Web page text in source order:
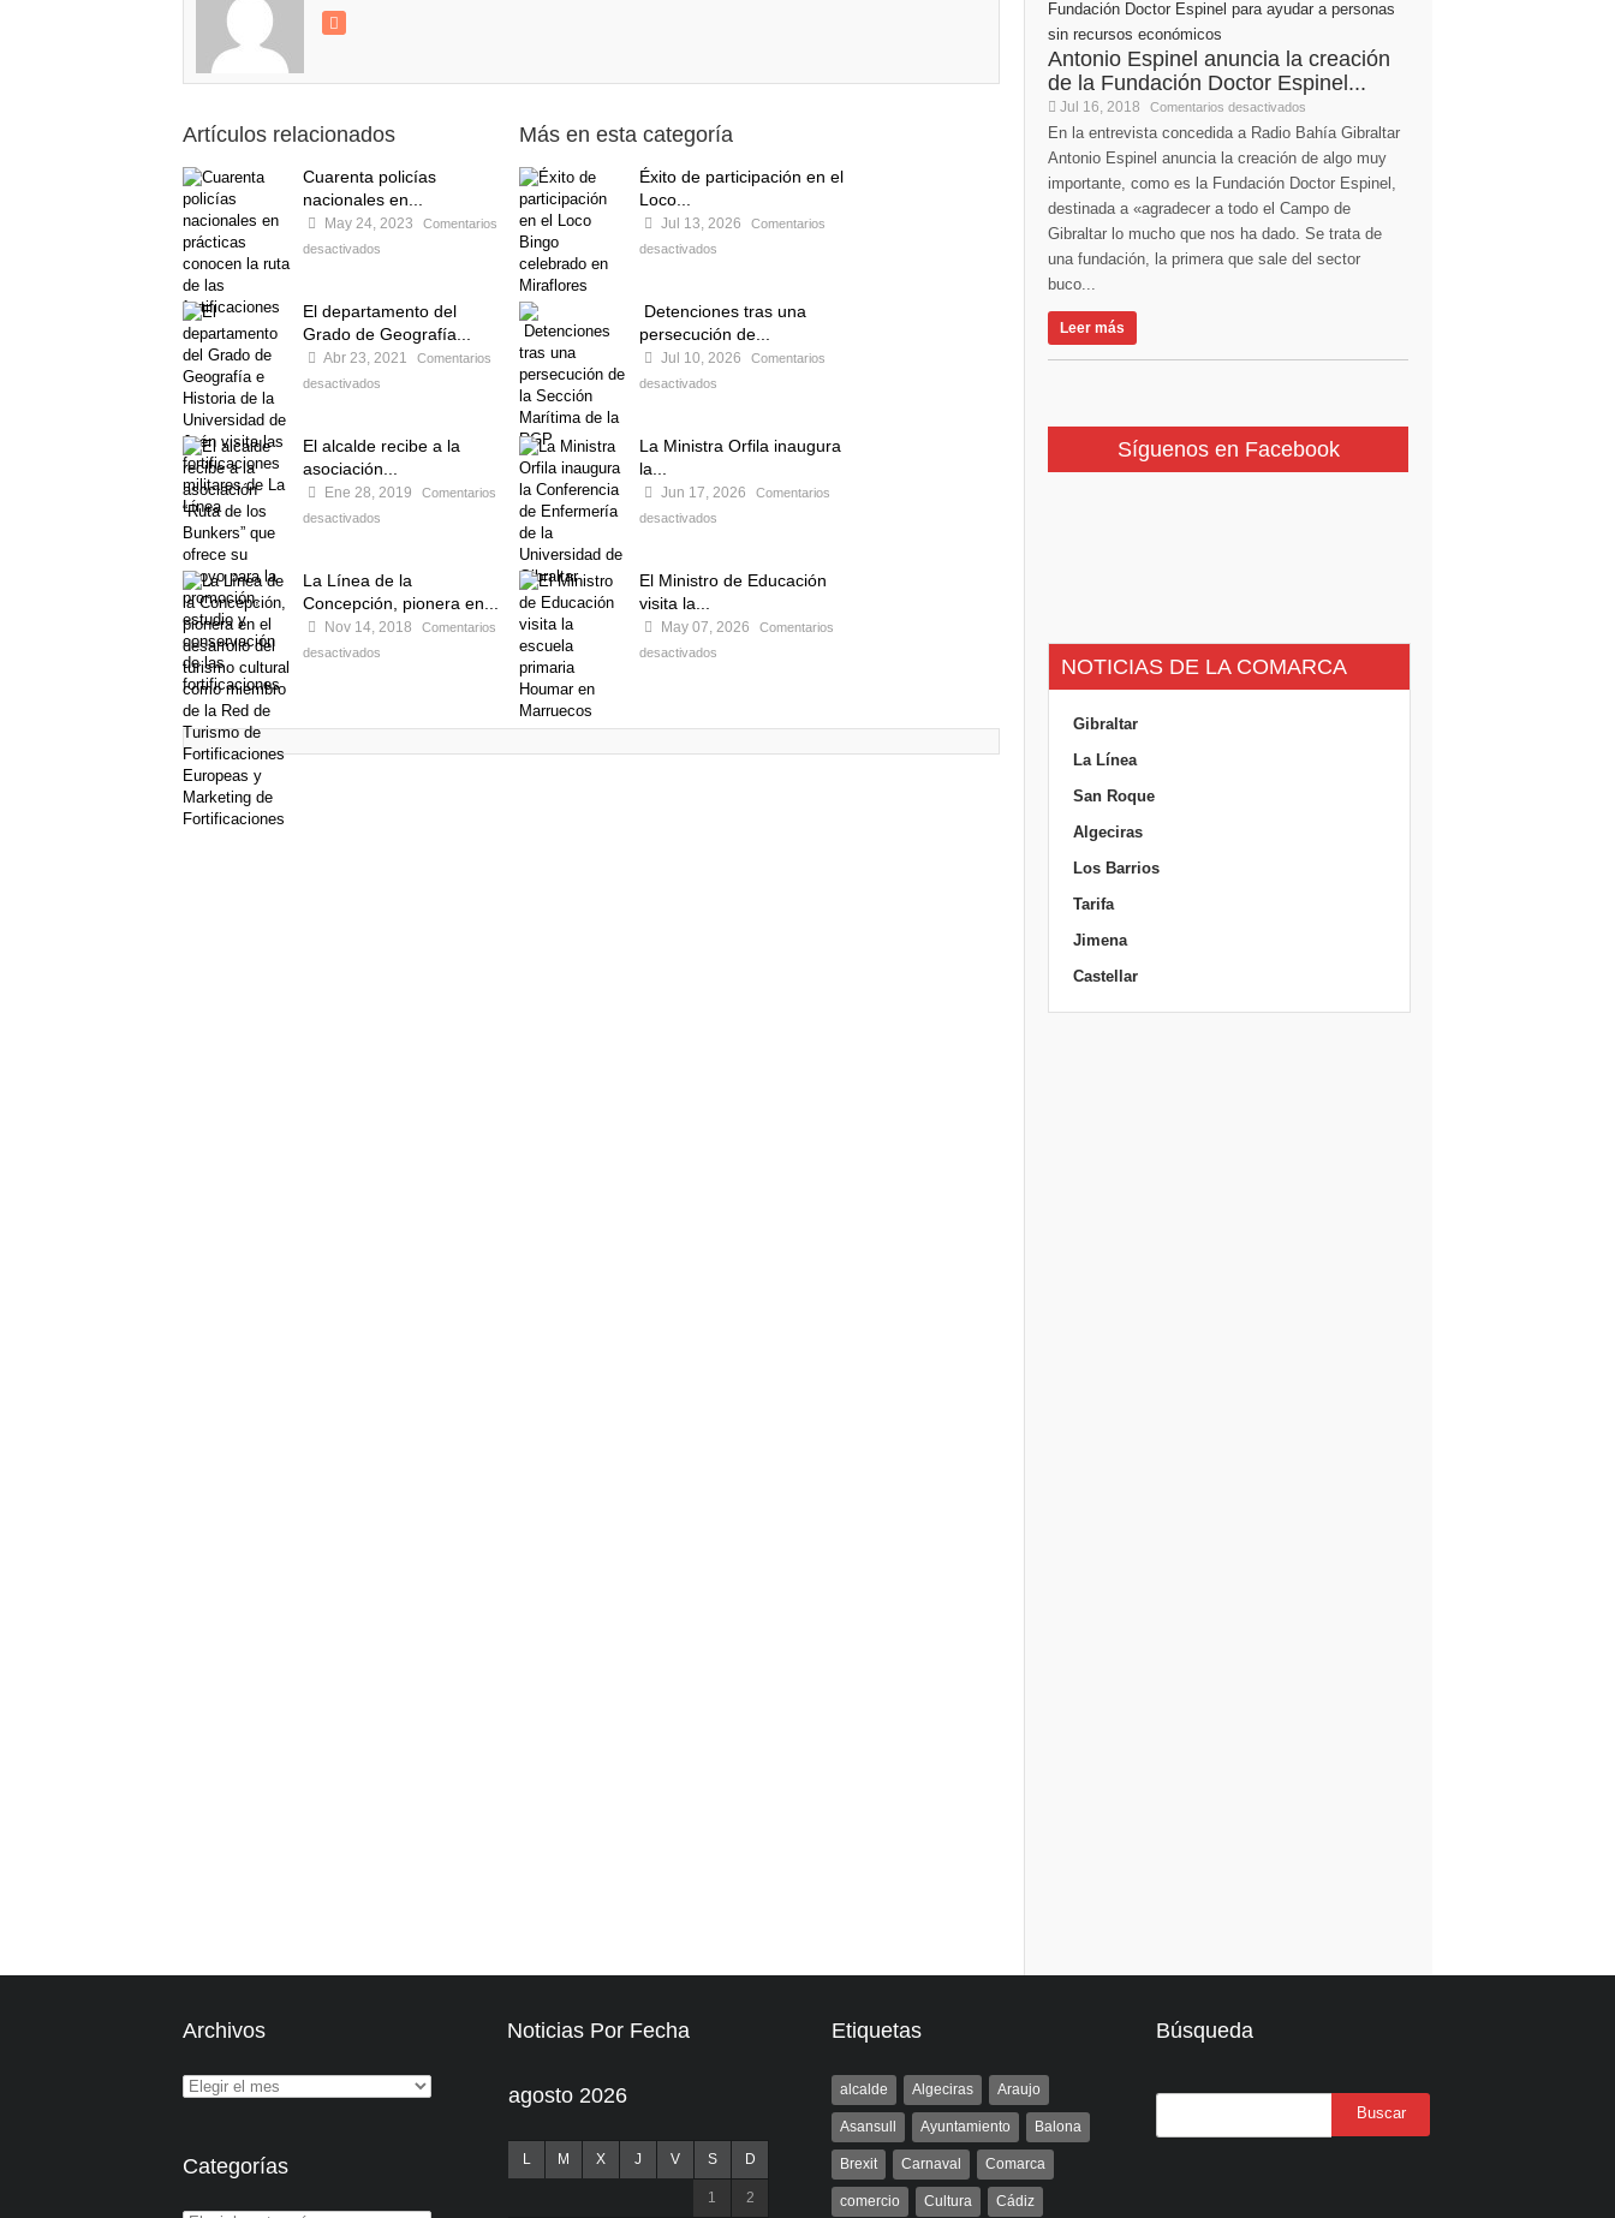
Artículos relacionados
Cuarenta policías
nacionales en...
May 24, 2023
Comentarios
desactivados
El departamento del
Grado de Geografía...
Abr 23, 2021
Comentarios
desactivados
El alcalde recibe a la
asociación...
Ene 28, 2019
Comentarios
desactivados
La Línea de la
Concepción, pionera en...
Nov 14, 2018
Comentarios
desactivados
Más en esta categoría
Éxito de participación en el
Loco...
Jul 13, 2026
Comentarios
desactivados
Detenciones tras una
persecución de...
Jul 10, 2026
Comentarios
desactivados
La Ministra Orfila inaugura
la...
Jun 17, 2026
Comentarios
desactivados
El Ministro de Educación
visita la...
May 07, 2026
Comentarios
desactivados
Antonio Espinel anuncia la creación
de la Fundación Doctor Espinel...
Jul 16, 2018 Comentarios desactivados
En la entrevista concedida a Radio Bahía Gibraltar
Antonio Espinel anuncia la creación de algo muy
importante, como es la Fundación Doctor Espinel,
destinada a «agradecer a todo el Campo de
Gibraltar lo mucho que nos ha dado. Se trata de
una fundación, la primera que sale del sector
buco...
Leer más
Síguenos en Facebook
NOTICIAS DE LA COMARCA
Gibraltar
La Línea
San Roque
Algeciras
Los Barrios
Tarifa
Jimena
Castellar
Archivos
Categorías
Noticias Por Fecha
agosto 2026
L M X J V S D
1 2
Etiquetas
alcalde Algeciras Araujo
Asansull Ayuntamiento Balona
Brexit Carnaval Comarca
comercio Cultura Cádiz
Búsqueda